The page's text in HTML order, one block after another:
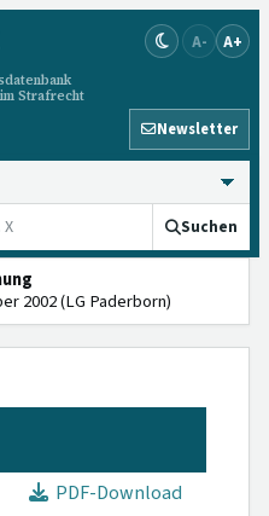
Strafrecht
A- A+
Newsletter
Suchen
2002 (LG Paderborn)
PDF-Download